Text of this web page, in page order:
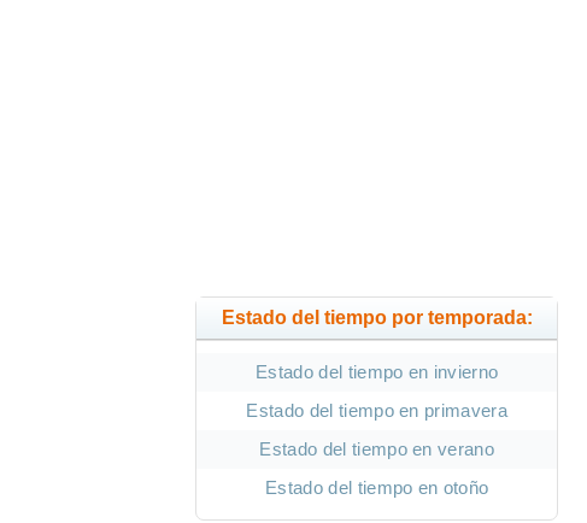
Estado del tiempo por temporada:
Estado del tiempo en invierno
Estado del tiempo en primavera
Estado del tiempo en verano
Estado del tiempo en otoño